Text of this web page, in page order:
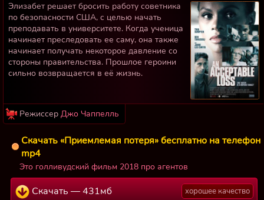
Элизабет решает бросить работу советника
по безопасности США, с целью начать
преподавать в университете. Когда ученица
начинает преследовать ее саму, она также
начинает получать некоторое давление со
стороны правительства. Прошлое героини
сильно возвращается в её жизнь.
Режиссер Джо Чаппелль
Скачать «Приемлемая потеря» бесплатно на телефон
mp4
Это голливудский фильм 2018 про агентов
Скачать — 431мб хорошее качество